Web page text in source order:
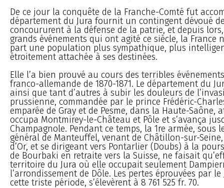
De ce jour la conquête de la Franche-Comté fut
département du Jura fournit un contingent dévoué
concoururent à la défense de la patrie, et depuis
grands événements qui ont agité ce siècle, la France
part une population plus sympathique, plus
étroitement attachée à ses destinées.
Elle l’a bien prouvé au cours des terribles
franco-allemande de 1870-1871. Le département du
ainsi que tant d’autres à subir les douleurs de
prussienne, commandée par le prince Frédéric-
emparée de Gray et de Pesme, dans la Haute-Saône,
occupa Montmirey-le-Château et Pôle et s’avança
Champagnole. Pendant ce temps, la 1re armée, sous
général de Manteuffel, venant de Châtillon-sur-
d’Or, et se dirigeant vers Pontarlier (Doubs) à la
de Bourbaki en retraite vers la Suisse, ne faisait
territoire du Jura où elle occupait seulement
l’arrondissement de Dôle. Les pertes éprouvées par
cette triste période, s’élevèrent à 8 761 525 fr. 70.